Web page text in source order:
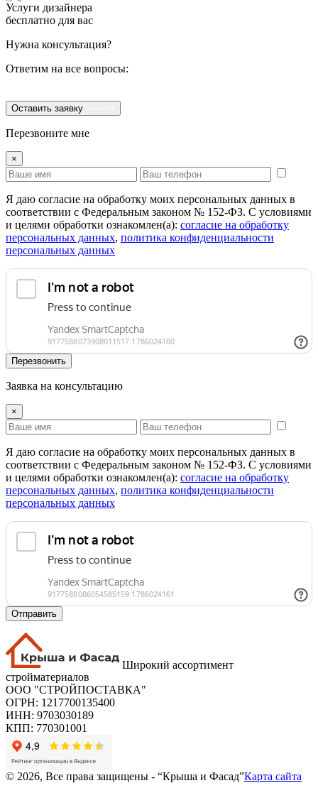
Услуги дизайнера
бесплатно для вас
Нужна консультация?
Ответим на все вопросы:
Оставить заявку
Перезвоните мне
×
Я даю согласие на обработку моих персональных данных в
соответствии с Федеральным законом № 152-ФЗ. С условиями
и целями обработки ознакомлен(а): cогласие на обработку
персональных данных, политика конфиденциальности
персональных данных
Перезвонить
Заявка на консультацию
×
Я даю согласие на обработку моих персональных данных в
соответствии с Федеральным законом № 152-ФЗ. С условиями
и целями обработки ознакомлен(а): cогласие на обработку
персональных данных, политика конфиденциальности
персональных данных
Отправить
Широкий ассортимент
стройматериалов
ООО "СТРОЙПОСТАВКА"
ОГРН: 1217700135400
ИНН: 9703030189
КПП: 770301001
© 2026, Все права защищены - “Крыша и Фасад”Карта сайта